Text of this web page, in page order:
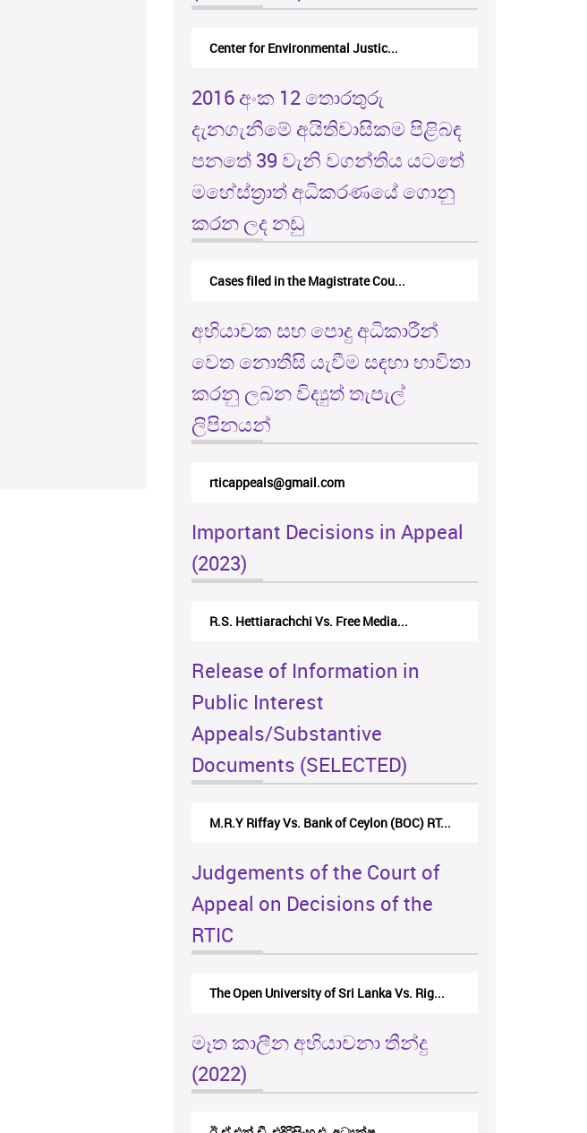
Center for Environmental Justic...
2016 අංක 12 තොරතුරු
දැනගැනීමේ අයිතිවාසිකම පිළිබඳ
පනතේ 39 වැනි වගන්තිය යටතේ
මහේස්ත්‍රාත් අධිකරණයේ ගොනු
කරන ලද නඩු
Cases filed in the Magistrate Cou...
අභියාචක සහ පොදු අධිකාරීන්
වෙත නොතීසි යැවීම සඳහා භාවිතා
කරනු ලබන විද්‍යුත් තැපැල්
ලිපිනයන්
rticappeals@gmail.com
Important Decisions in Appeal
(2023)
R.S. Hettiarachchi Vs. Free Media...
Release of Information in
Public Interest
Appeals/Substantive
Documents (SELECTED)
M.R.Y Riffay Vs. Bank of Ceylon (BOC) RT...
Judgements of the Court of
Appeal on Decisions of the
RTIC
The Open University of Sri Lanka Vs. Rig...
මෑත කාලීන අභියාචනා තීන්දු
(2022)